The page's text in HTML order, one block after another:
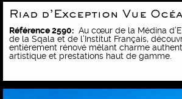
Référence 2590: Au cœur de la Médina
de la Sqala et de l’Institut Français,
entièrement rénové mêlant charme
artistique et prestations haut de gamme.